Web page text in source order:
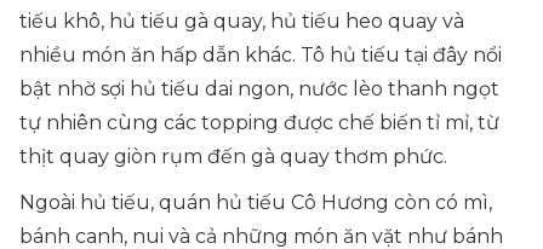
tiếu khô, hủ tiếu gà quay, hủ tiếu heo quay và
nhiều món ăn hấp dẫn khác. Tô hủ tiếu tại đây nổi
bật nhờ sợi hủ tiếu dai ngon, nước lèo thanh ngọt
tự nhiên cùng các topping được chế biến tỉ mỉ, từ
thịt quay giòn rụm đến gà quay thơm phức.
Ngoài hủ tiếu, quán hủ tiếu Cô Hương còn có mì,
bánh canh, nui và cả những món ăn vặt như bánh